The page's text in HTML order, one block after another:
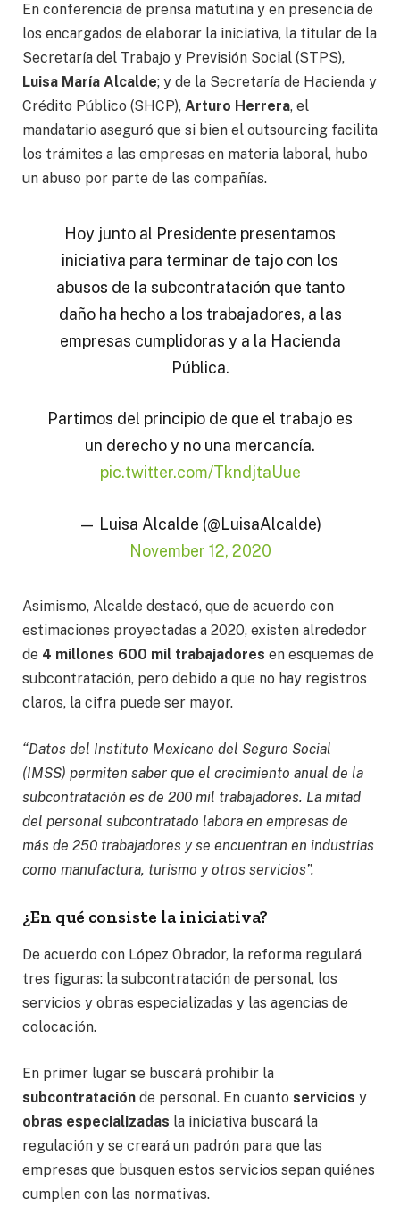
En conferencia de prensa matutina y en presencia de
los encargados de elaborar la iniciativa, la titular de la
Secretaría del Trabajo y Previsión Social (STPS),
Luisa María Alcalde; y de la Secretaría de Hacienda y
Crédito Público (SHCP), Arturo Herrera, el
mandatario aseguró que si bien el outsourcing facilita
los trámites a las empresas en materia laboral, hubo
un abuso por parte de las compañías.
Hoy junto al Presidente presentamos
iniciativa para terminar de tajo con los
abusos de la subcontratación que tanto
daño ha hecho a los trabajadores, a las
empresas cumplidoras y a la Hacienda
Pública.
Partimos del principio de que el trabajo es
un derecho y no una mercancía.
pic.twitter.com/TkndjtaUue
— Luisa Alcalde (@LuisaAlcalde)
November 12, 2020
Asimismo, Alcalde destacó, que de acuerdo con
estimaciones proyectadas a 2020, existen alrededor
de 4 millones 600 mil trabajadores en esquemas de
subcontratación, pero debido a que no hay registros
claros, la cifra puede ser mayor.
“Datos del Instituto Mexicano del Seguro Social
(IMSS) permiten saber que el crecimiento anual de la
subcontratación es de 200 mil trabajadores. La mitad
del personal subcontratado labora en empresas de
más de 250 trabajadores y se encuentran en industrias
como manufactura, turismo y otros servicios”.
¿En qué consiste la iniciativa?
De acuerdo con López Obrador, la reforma regulará
tres figuras: la subcontratación de personal, los
servicios y obras especializadas y las agencias de
colocación.
En primer lugar se buscará prohibir la
subcontratación de personal. En cuanto servicios y
obras especializadas la iniciativa buscará la
regulación y se creará un padrón para que las
empresas que busquen estos servicios sepan quiénes
cumplen con las normativas.